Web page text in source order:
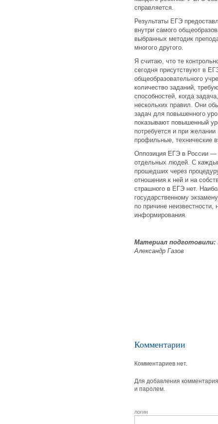
справляется.
Результаты ЕГЭ
внутри самого
выбранных методик
многого другого.
Я считаю, что те
сегодня присутствуют в
общеобразовательного
количество заданий,
способностей, когда
нескольких правил. Они
задач для повышенного
показывают повышенный
потребуется и при желании
профильные, технические
Оппозиция ЕГЭ в России —
отдельных людей. С
прошедших через
отношения к ней и на
страшного в ЕГЭ нет.
государственному
по причине неизвестности,
информирования.
Материал подготовили:
Александр Газов
Комментарии
Комментариев нет.
Для добавления
и паролем.
логин